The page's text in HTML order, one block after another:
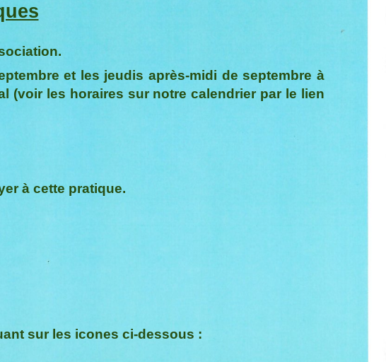
et les jeudis après-midi de septembre à
(voir les horaires sur notre calendrier par le lien
à cette pratique.
sur l es icones ci-dessous :